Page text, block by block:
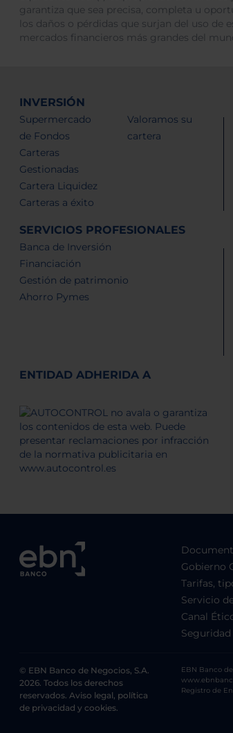
garantiza que sea precisa, completa u
los daños o pérdidas que surjan del uso
mercados financieros más grandes del
INVERSIÓN
Supermercado
de Fondos
Carteras
Gestionadas
Cartera Liquidez
Carteras a éxito
Valoramos su
cartera
SERVICIOS PROFESIONALES
Banca de Inversión
Financiación
Gestión de patrimonio
Ahorro Pymes
ENTIDAD ADHERIDA A
Gobierno
Tarifas,
Servicio
Canal
© EBN Banco de Negocios, S.A.
2026. Todos los derechos
reservados. Aviso legal, política
de privacidad y cookies.
EBN Banco
Registro de